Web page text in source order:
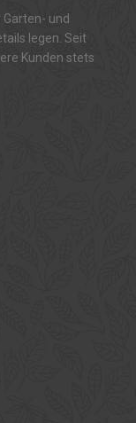
und
legen. Seit
Kunden stets